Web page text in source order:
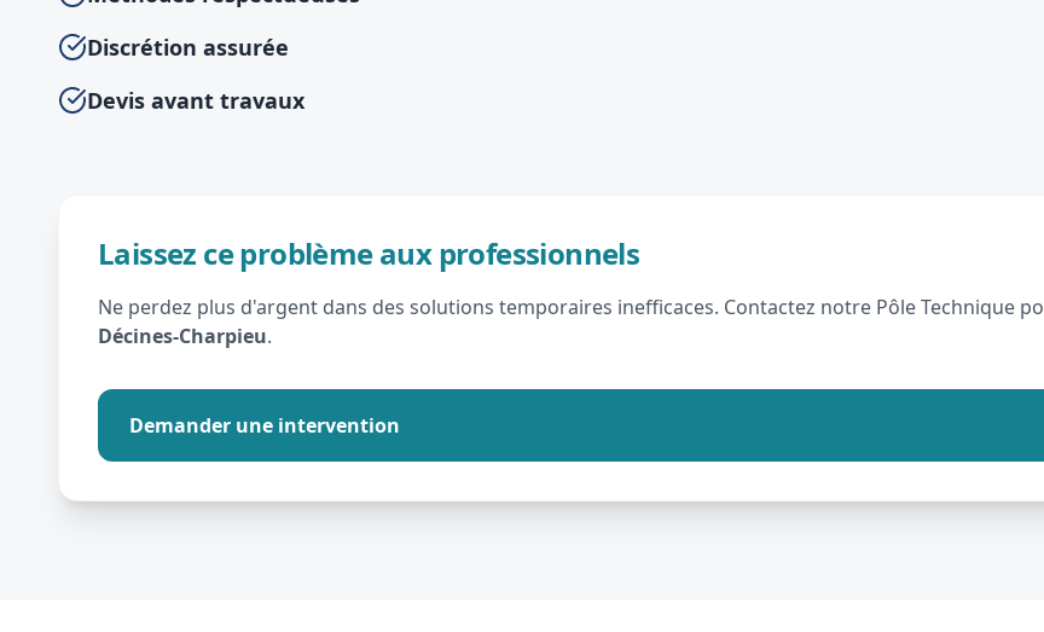
Discrétion assurée
Devis avant travaux
Laissez ce problème aux professionnels
Ne perdez plus d'argent dans des solutions temporaires inefficaces. Contactez notre Pôle Technique
Décines-Charpieu.
Demander une intervention